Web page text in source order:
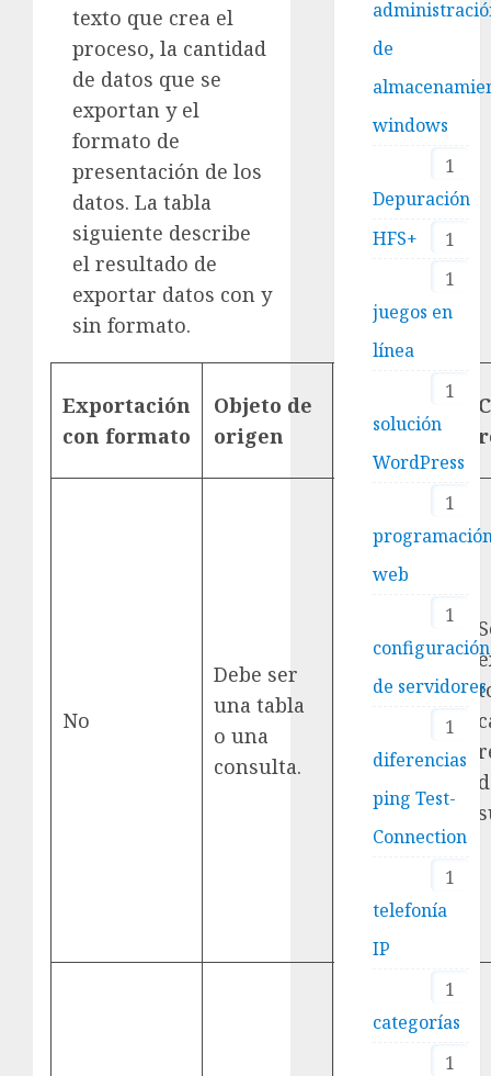
texto que crea el
proceso, la cantidad
de datos que se
exportan y el
formato de
presentación de los
datos. La tabla
siguiente describe
el resultado de
exportar datos con y
sin formato.
Exportación
con formato
Objeto de
origen
archivo
resultante
No
Debe ser
una tabla
o una
consulta.
Archivo
delimitado
de ancho
de
windows
1
Depuración
1
HFS+
1
juegos en
línea
1
solución
WordPress
1
web
1
configuración
de servidores
1
diferencias
ping Test-
Connection
1
telefonía
IP
1
categorías
1